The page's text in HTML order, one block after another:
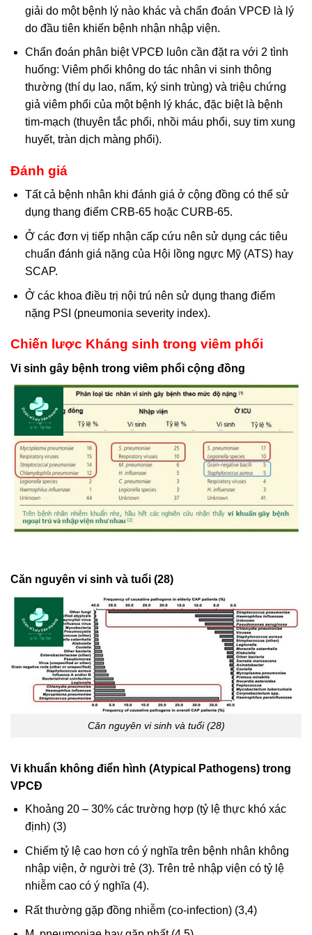
giải do một bệnh lý nào khác và chẩn đoán VPCĐ là lý
do đầu tiên khiến bệnh nhận nhập viện.
Chẩn đoán phân biệt VPCĐ luôn cần đặt ra với 2 tình
huống: Viêm phổi không do tác nhân vi sinh thông
thường (thí dụ lao, nấm, ký sinh trùng) và triệu chứng
giả viêm phổi của một bệnh lý khác, đặc biệt là bệnh
tim-mạch (thuyên tắc phổi, nhồi máu phổi, suy tim xung
huyết, tràn dịch màng phổi).
Đánh giá
Tất cả bệnh nhân khi đánh giá ở cộng đồng có thể sử
dụng thang điểm CRB-65 hoặc CURB-65.
Ở các đơn vị tiếp nhận cấp cứu nên sử dụng các tiêu
chuẩn đánh giá nặng của Hội lồng ngực Mỹ (ATS) hay
SCAP.
Ở các khoa điều trị nội trú nên sử dụng thang điểm
nặng PSI (pneumonia severity index).
Chiến lược Kháng sinh trong viêm phổi
Vi sinh gây bệnh trong viêm phổi cộng đồng
Căn nguyên vi sinh và tuổi (28)
Căn nguyên vi sinh và tuổi (28)
Vi khuẩn không điển hình (Atypical Pathogens) trong
VPCĐ
Khoảng 20 – 30% các trường hợp (tỷ lệ thực khó xác
định) (3)
Chiếm tỷ lệ cao hơn có ý nghĩa trên bệnh nhân không
nhập viện, ở người trẻ (3). Trên trẻ nhập viện có tỷ lệ
nhiễm cao có ý nghĩa (4).
Rất thường gặp đồng nhiễm (co-infection) (3,4)